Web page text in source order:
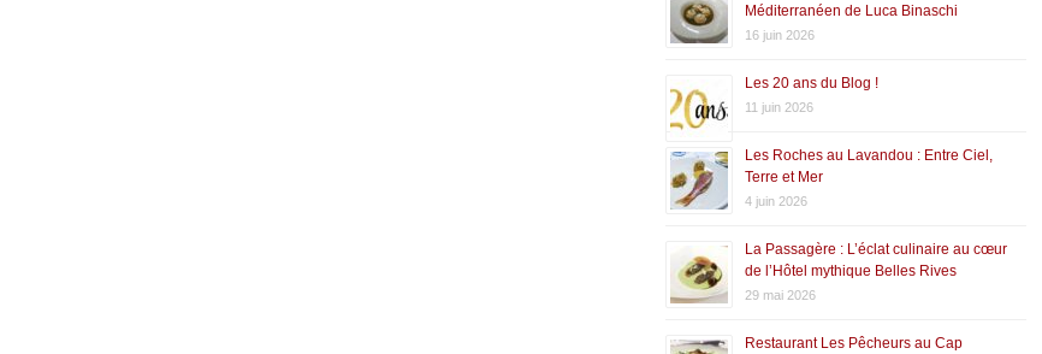
Méditerranéen de Luca Binaschi
16 juin 2026
Les 20 ans du Blog !
11 juin 2026
Les Roches au Lavandou : Entre Ciel,
Terre et Mer
4 juin 2026
La Passagère : L’éclat culinaire au cœur
de l’Hôtel mythique Belles Rives
29 mai 2026
Restaurant Les Pêcheurs au Cap